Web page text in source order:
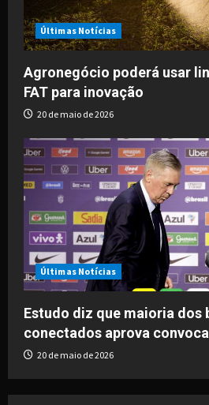
Últimas Notícias
Agronegócio poderá usar
FAT para inovação
20 de maio de 2026
Últimas Notícias
Estudo diz que maioria dos
conectados aprova
20 de maio de 2026